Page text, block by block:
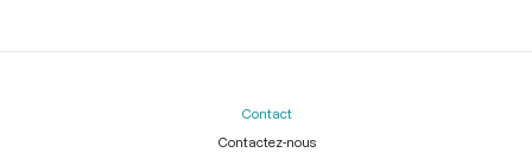
Contact
Contactez-nous